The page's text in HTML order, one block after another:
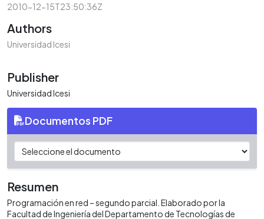
2010-12-15T23:50:36Z
Authors
Universidad Icesi
Publisher
Universidad Icesi
Documentos PDF
Resumen
Programación en red – segundo parcial. Elaborado por la
Facultad de Ingeniería del Departamento de Tecnologías de